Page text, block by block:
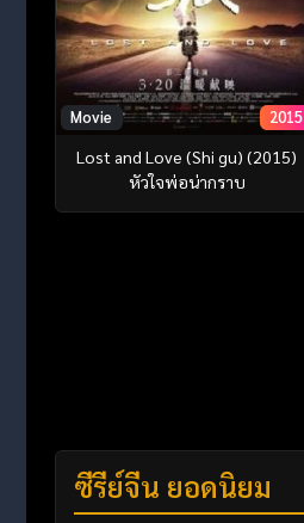
Movie 2015
Lost and Love (Shi gu) (2015)
หัวใจพ่อน่ากราบ
ซีรี่ย์จีน ยอดนิยม